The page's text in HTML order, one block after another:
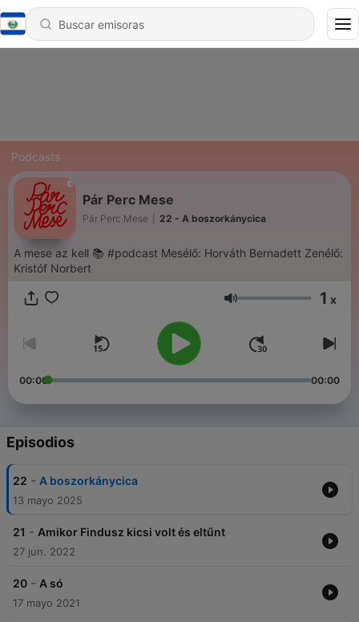
Podcasts
Pár Perc Mese
Pár Perc Mese 22 - A boszorkánycica
A mese az kell 📚 #podcast Mesélő: Horváth Bernadett Zenélő:
Kristóf Norbert
Volumen 1 x
00:00 00:00
Episodios
22 - A boszorkánycica
13 mayo 2025
21 - Amikor Findusz kicsi volt és eltűnt
27 jun. 2022
20 - A só
17 mayo 2021